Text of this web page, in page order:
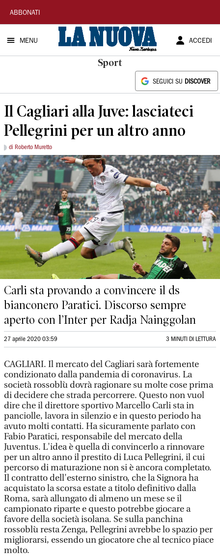
La
Nuova
Sardegna
ABBONATI
MENU ACCEDI
Sport
SEGUICI SU DISCOVER
Il Cagliari alla Juve: lasciateci
Pellegrini per un altro anno
di Roberto Muretto
Carli sta provando a convincere il ds
bianconero Paratici. Discorso sempre
aperto con l’Inter per Radja Nainggolan
27 aprile 2020 03:59 3 MINUTI DI LETTURA
CAGLIARI. Il mercato del Cagliari sarà fortemente
condizionato dalla pandemia di coronavirus. La
società rossoblù dovrà ragionare su molte cose prima
di decidere che strada percorrere. Questo non vuol
dire che il direttore sportivo Marcello Carli sta in
panciolle, lavora in silenzio e in questo periodo ha
avuto molti contatti. Ha sicuramente parlato con
Fabio Paratici, responsabile del mercato della
Juventus. L'idea è quella di convincerlo a rinnovare
per un altro anno il prestito di Luca Pellegrini, il cui
percorso di maturazione non si è ancora completato.
Il contratto dell'esterno sinistro, che la Signora ha
acquistato la scorsa estate a titolo definitivo dalla
Roma, sarà allungato di almeno un mese se il
campionato riparte e questo potrebbe giocare a
favore della società isolana. Se sulla panchina
rossoblù resta Zenga, Pellegrini avrebbe lo spazio per
migliorarsi, essendo un giocatore che al tecnico piace
molto.